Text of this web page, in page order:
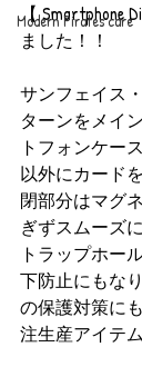
Modern Pirates care
【 Smartphone
ました！！
サンフェイス
ターンをメイ
トフォンケー
以外にカード
閉部分はマグ
ぎずスムーズ
トラップホー
下防止にもな
の保護対策に
注生産アイテ